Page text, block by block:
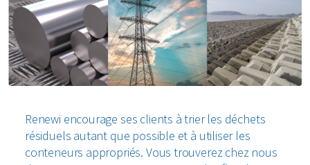
Renewi encourage ses clients à trier les déchets
résiduels autant que possible et à utiliser les
conteneurs appropriés. Vous trouverez chez nous